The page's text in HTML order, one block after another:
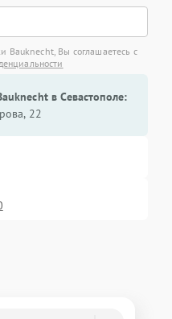
Bauknecht, Вы соглашаетесь с
в Севастополе:
22